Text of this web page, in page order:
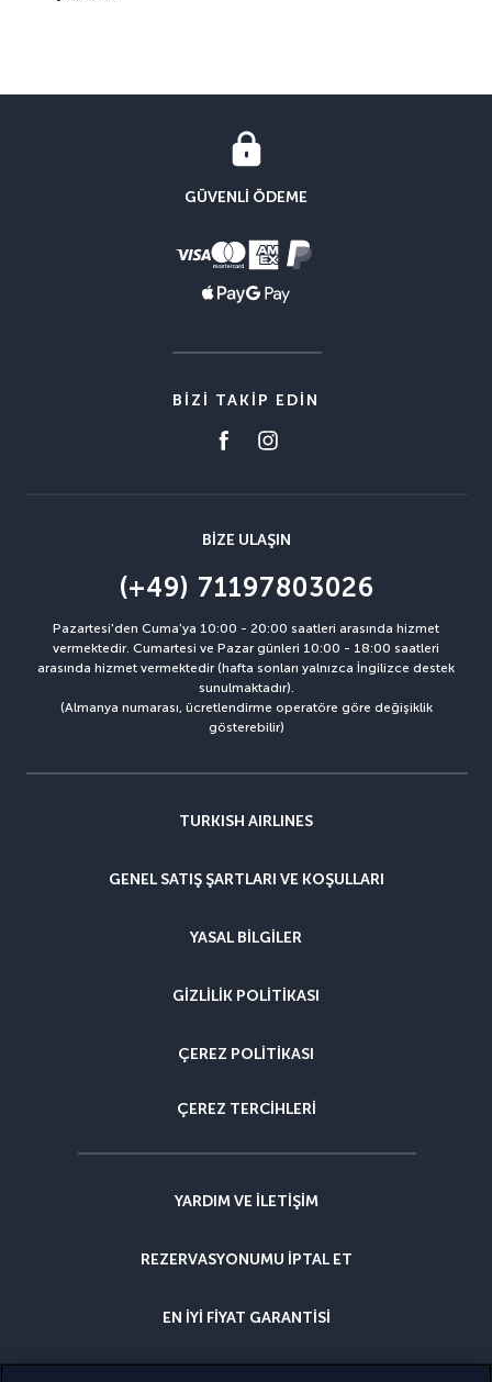
GÜVENLI ÖDEME
BIZI TAKIP EDIN
BIZE ULAŞIN
(+49) 71197803026
Pazartesi'den Cuma'ya 10:00 - 20:00 saatleri arasında hizmet
vermektedir. Cumartesi ve Pazar günleri 10:00 - 18:00 saatleri
arasında hizmet vermektedir (hafta sonları yalnızca İngilizce destek
sunulmaktadır).
(Almanya numarası, ücretlendirme operatöre göre değişiklik
gösterebilir)
TURKISH AIRLINES
GENEL SATIŞ ŞARTLARI VE KOŞULLARI
YASAL BILGILER
GIZLILIK POLITIKASI
ÇEREZ POLITIKASI
ÇEREZ TERCIHLERI
YARDIM VE ILETIŞIM
REZERVASYONUMU IPTAL ET
EN IYI FIYAT GARANTISI